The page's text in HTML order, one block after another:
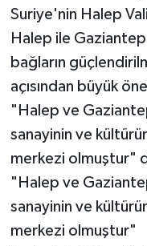
Suriye'nin Halep
Halep ile
bağların
açısından büyük
"Halep ve
sanayinin ve
merkezi olmuştur"
"Halep ve
sanayinin ve
merkezi olmuştur"